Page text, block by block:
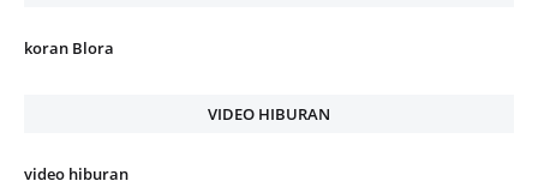
koran Blora
VIDEO HIBURAN
video hiburan